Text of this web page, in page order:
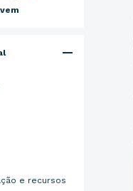
e recursos